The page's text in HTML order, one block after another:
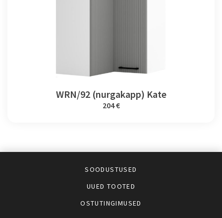
WRN/92 (nurgakapp) Kate
204 €
SOODUSTUSED
UUED TOOTED
OSTUTINGIMUSED